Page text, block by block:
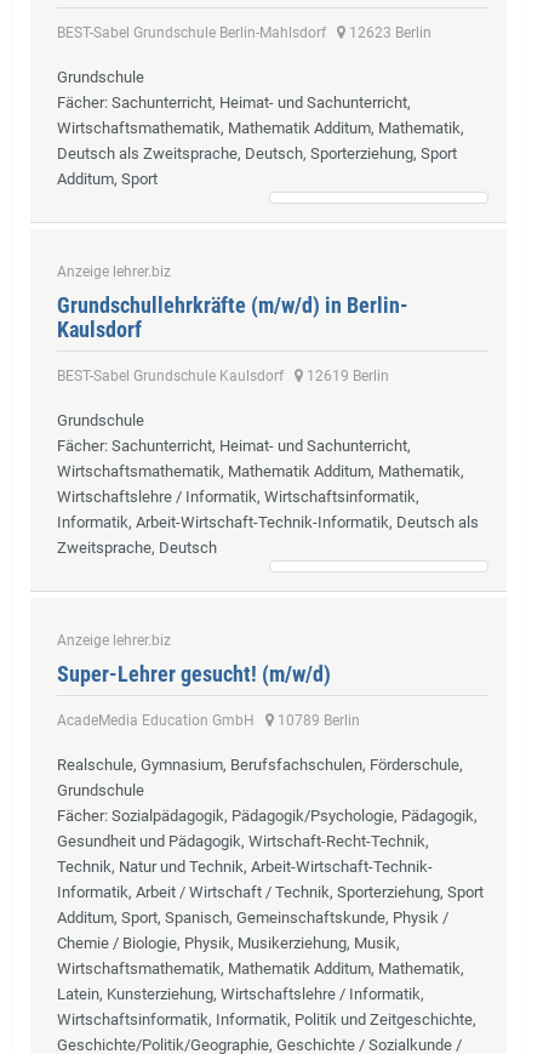
BEST-Sabel Grundschule Berlin-Mahlsdorf 12623 Berlin
Grundschule
Fächer: Sachunterricht, Heimat- und Sachunterricht,
Wirtschaftsmathematik, Mathematik Additum, Mathematik,
Deutsch als Zweitsprache, Deutsch, Sporterziehung, Sport
Additum, Sport
Anzeige lehrer.biz
Grundschullehrkräfte (m/w/d) in Berlin-
Kaulsdorf
BEST-Sabel Grundschule Kaulsdorf 12619 Berlin
Grundschule
Fächer: Sachunterricht, Heimat- und Sachunterricht,
Wirtschaftsmathematik, Mathematik Additum, Mathematik,
Wirtschaftslehre / Informatik, Wirtschaftsinformatik,
Informatik, Arbeit-Wirtschaft-Technik-Informatik, Deutsch als
Zweitsprache, Deutsch
Anzeige lehrer.biz
Super-Lehrer gesucht! (m/w/d)
AcadeMedia Education GmbH 10789 Berlin
Realschule, Gymnasium, Berufsfachschulen, Förderschule,
Grundschule
Fächer: Sozialpädagogik, Pädagogik/Psychologie, Pädagogik,
Gesundheit und Pädagogik, Wirtschaft-Recht-Technik,
Technik, Natur und Technik, Arbeit-Wirtschaft-Technik-
Informatik, Arbeit / Wirtschaft / Technik, Sporterziehung, Sport
Additum, Sport, Spanisch, Gemeinschaftskunde, Physik /
Chemie / Biologie, Physik, Musikerziehung, Musik,
Wirtschaftsmathematik, Mathematik Additum, Mathematik,
Latein, Kunsterziehung, Wirtschaftslehre / Informatik,
Wirtschaftsinformatik, Informatik, Politik und Zeitgeschichte,
Geschichte/Politik/Geographie, Geschichte / Sozialkunde /